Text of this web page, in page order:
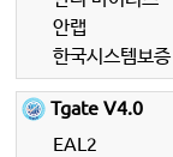
안랩
한국시스템보증
Tgate V4.0
EAL2